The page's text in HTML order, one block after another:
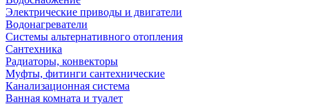
Электрические приводы и двигатели
Водонагреватели
Системы альтернативного отопления
Сантехника
Радиаторы, конвекторы
Муфты, фитинги сантехнические
Канализационная система
Ванная комната и туалет